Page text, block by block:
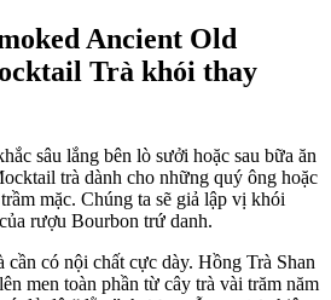
Ancient Old
Trà khói thay
sâu lắng bên lò sưởi hoặc sau bữa ăn
trà dành cho những quý ông hoặc
mặc. Chúng ta sẽ giả lập vị khói
rượu Bourbon trứ danh.
có nội chất cực dày. Hồng Trà Shan
men toàn phần từ cây trà vài trăm năm